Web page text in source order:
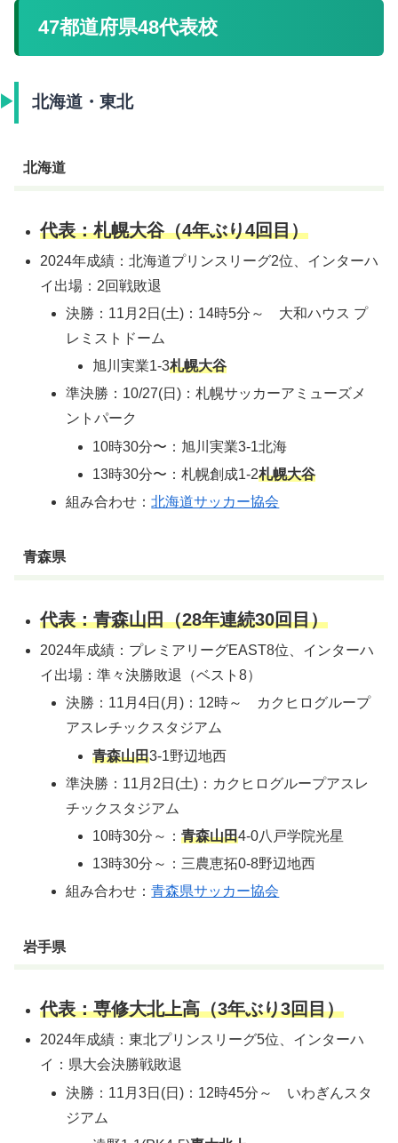
47都道府県48代表校
北海道・東北
北海道
代表：札幌大谷（4年ぶり4回目）
2024年成績：北海道プリンスリーグ2位、インターハ
イ出場：2回戦敗退
決勝：11月2日(土)：14時5分～ 大和ハウス プ
レミストドーム
旭川実業1-3札幌大谷
準決勝：10/27(日)：札幌サッカーアミューズメ
ントパーク
10時30分〜：旭川実業3-1北海
13時30分〜：札幌創成1-2札幌大谷
組み合わせ：北海道サッカー協会
青森県
代表：青森山田（28年連続30回目）
2024年成績：プレミアリーグEAST8位、インターハ
イ出場：準々決勝敗退（ベスト8）
決勝：11月4日(月)：12時～ カクヒログループ
アスレチックスタジアム
青森山田3-1野辺地西
準決勝：11月2日(土)：カクヒログループアスレ
チックスタジアム
10時30分～： 青森山田4-0八戸学院光星
13時30分～：三農恵拓0-8野辺地西
組み合わせ：青森県サッカー協会
岩手県
代表：専修大北上高（3年ぶり3回目）
2024年成績：東北プリンスリーグ5位、インターハ
イ：県大会決勝戦敗退
決勝：11月3日(日)：12時45分～ いわぎんスタ
ジアム